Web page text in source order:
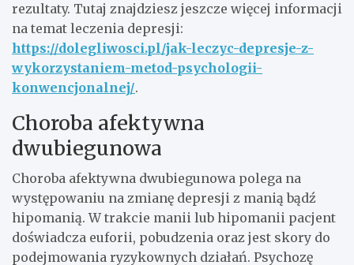
rezultaty. Tutaj znajdziesz jeszcze więcej informacji
na temat leczenia depresji:
https://dolegliwosci.pl/jak-leczyc-depresje-z-
wykorzystaniem-metod-psychologii-
konwencjonalnej/.
Choroba afektywna
dwubiegunowa
Choroba afektywna dwubiegunowa polega na
występowaniu na zmianę depresji z manią bądź
hipomanią. W trakcie manii lub hipomanii pacjent
doświadcza euforii, pobudzenia oraz jest skory do
podejmowania ryzykownych działań. Psychozę